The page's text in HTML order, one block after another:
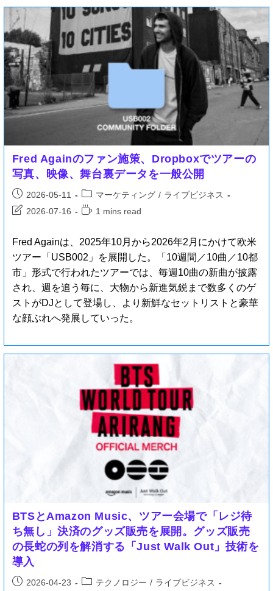
Fred Againのファン施策、Dropboxでツアーの
写真、映像、舞台裏データを一般公開
2026-05-11 マーケティング / ライブビジネス
2026-07-16
1 mins read
Fred Againは、2025年10月から2026年2月にかけて欧米
ツアー「USB002」を展開した。「10週間／10曲／10都
市」形式で行われたツアーでは、毎週10曲の新曲が披露
され、週を追う毎に、大物から新進気鋭まで数多くのゲ
ストがDJとして登場し、より新鮮なセットリストと豪華
な顔ぶれへ発展していった。
BTSとAmazon Music、ツアー会場で「レジ待
ち無し」決済のグッズ販売を展開。グッズ販売
の長蛇の列を解消する「Just Walk Out」技術を
導入
2026-04-23 テクノロジー / ライブビジネス